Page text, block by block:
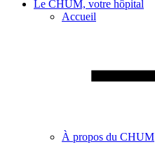
Le CHUM, votre hôpital
Accueil
À propos du CHUM